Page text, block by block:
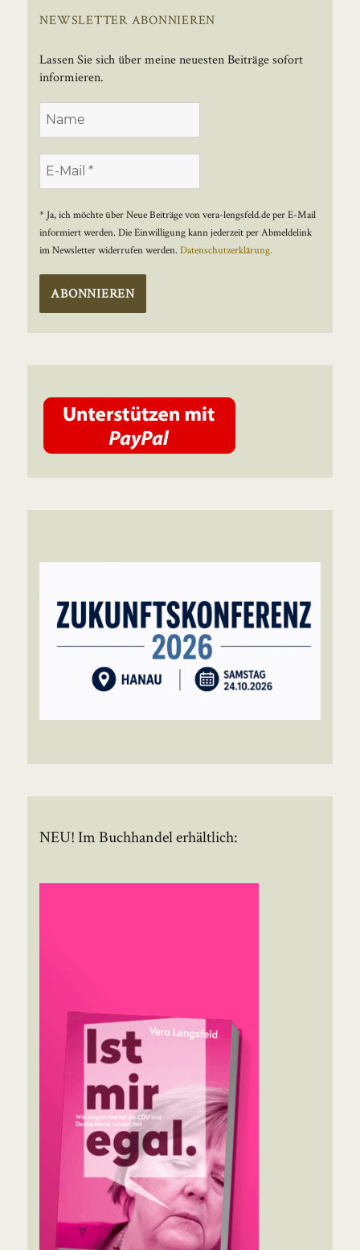
NEWSLETTER ABONNIEREN
Lassen Sie sich über meine neuesten Beiträge sofort
informieren.
* Ja, ich möchte über Neue Beiträge von vera-lengsfeld.de per E-Mail
informiert werden. Die Einwilligung kann jederzeit per Abmeldelink
im Newsletter widerrufen werden.Datenschutzerklärung.
NEU! Im Buchhandel erhältlich: